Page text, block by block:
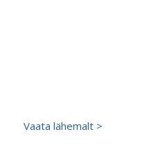
Vaata lähemalt >